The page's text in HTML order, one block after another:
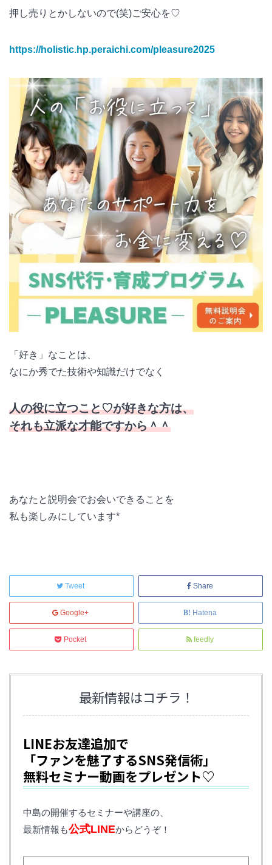
押し売りとかしないので(笑)ご安心を♡
https://holistic.hp.peraichi.com/pleasure2025
「好き」なことは、
なにか秀でた技術や知識だけでなく
人の役に立つこと♡が好きな方は、
それも立派な才能ですから＾＾
あなたと説明会でお会いできることを
私も楽しみにしています*
Tweet Share
Google+ Hatena
Pocket feedly
最新情報はコチラ！
LINEお友達追加で
「ファンを魅了するSNS発信術」
無料セミナー動画をプレゼント♡
中島の開催するセミナーや講座の、
最新情報も公式LINEからどうぞ！